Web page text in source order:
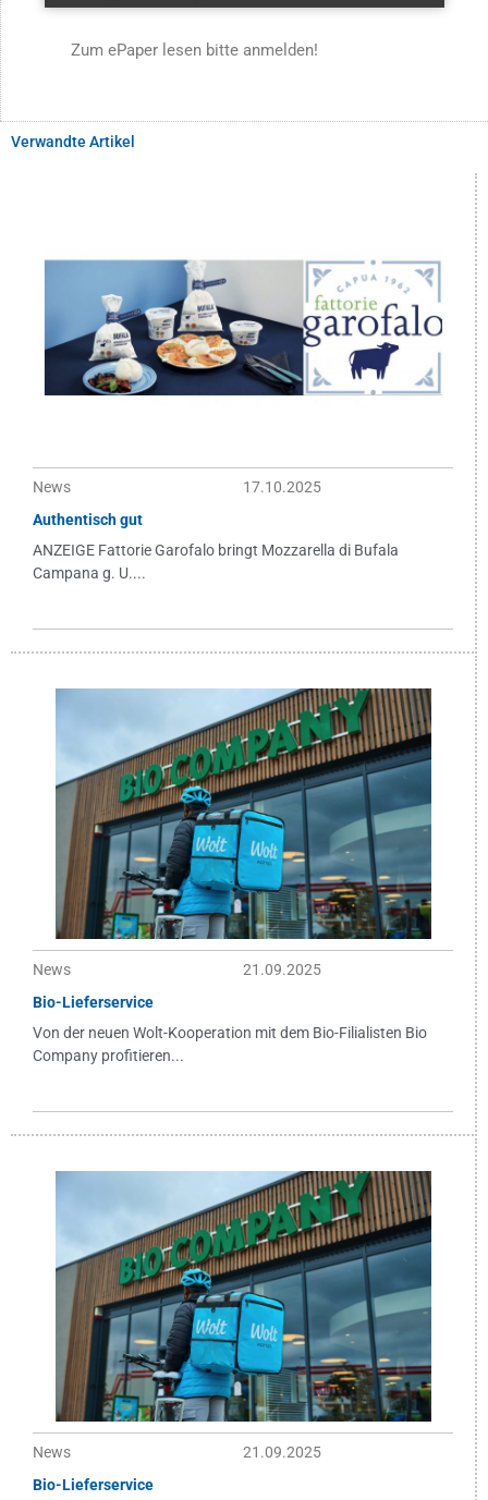
Zum ePaper lesen bitte anmelden!
Verwandte Artikel
News
17.10.2025
Authentisch gut
ANZEIGE Fattorie Garofalo bringt Mozzarella di Bufala
Campana g. U....
News
21.09.2025
Bio-Lieferservice
Von der neuen Wolt-Kooperation mit dem Bio-Filialisten Bio
Company profitieren...
News
21.09.2025
Bio-Lieferservice